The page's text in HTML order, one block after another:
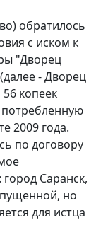
обратилось
с иском к
"Дворец
- Дворец
копеек
2009 года.
по договору
Саранск,
но
для истца